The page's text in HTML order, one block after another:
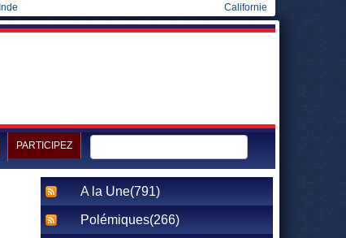
Inde Californie
PARTICIPEZ
A la Une(791)
Polémiques(266)